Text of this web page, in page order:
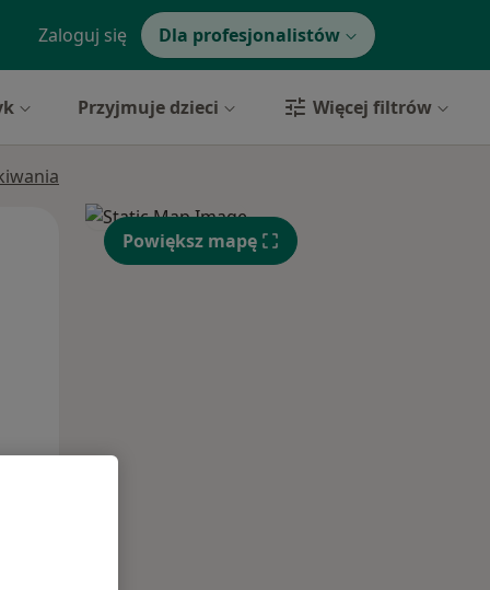
Zaloguj się Dla profesjonalistów
Przyjmuje dzieci Więcej filtrów
Wt, Śr,
Powiększ mapę